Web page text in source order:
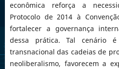
econômica reforça a
Protocolo de 2014 à
fortalecer a governança
dessa prática. Tal cenário
transnacional das cadeias de
neoliberalismo, favorecem a